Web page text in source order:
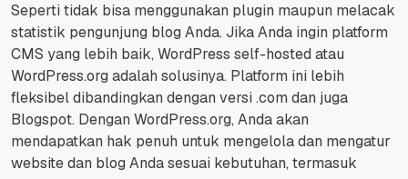
Seperti tidak bisa menggunakan plugin maupun melacak
statistik pengunjung blog Anda. Jika Anda ingin platform
CMS yang lebih baik, WordPress self-hosted atau
WordPress.org adalah solusinya. Platform ini lebih
fleksibel dibandingkan dengan versi .com dan juga
Blogspot. Dengan WordPress.org, Anda akan
mendapatkan hak penuh untuk mengelola dan mengatur
website dan blog Anda sesuai kebutuhan, termasuk